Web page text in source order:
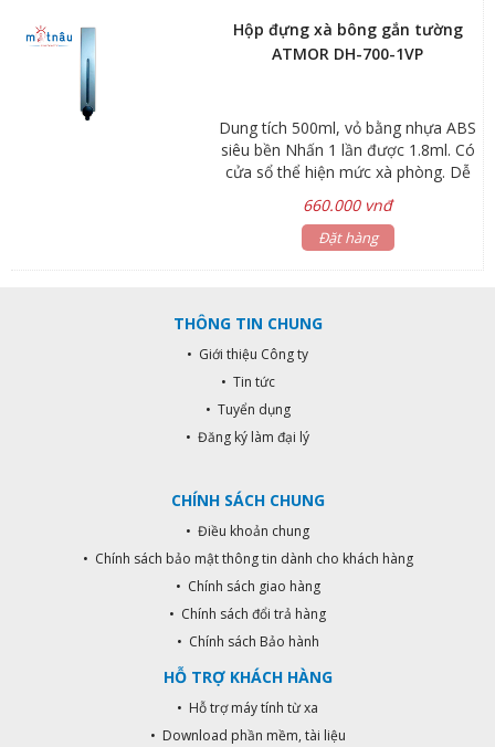
xà phòng chính xác.
Hộp đựng xà bông gắn tường
ATMOR DH-700-1VP
Dung tích 500ml, vỏ bằng nhựa ABS
siêu bền Nhấn 1 lần được 1.8ml. Có
cửa sổ thể hiện mức xà phòng. Dễ
dàng lắp đặt và thay xà phòng. Hộp
chứa và nút nhấn có thể tháo rời để
vệ sinh. Nút nhấn thủy lực cho
660.000 vnđ
Đặt hàng
THÔNG TIN CHUNG
• Giới thiệu Công ty
• Tin tức
• Tuyển dụng
• Đăng ký làm đại lý
CHÍNH SÁCH CHUNG
• Điều khoản chung
• Chính sách bảo mật thông tin dành cho khách hàng
• Chính sách giao hàng
• Chính sách đổi trả hàng
• Chính sách Bảo hành
HỖ TRỢ KHÁCH HÀNG
• Hỗ trợ máy tính từ xa
• Download phần mềm, tài liệu